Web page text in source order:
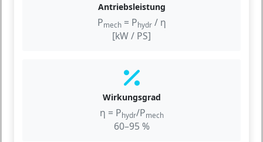
Antriebsleistung
Pmech= Phydr/ η
[kW / PS]
Wirkungsgrad
η = Phydr/Pmech
60–95 %